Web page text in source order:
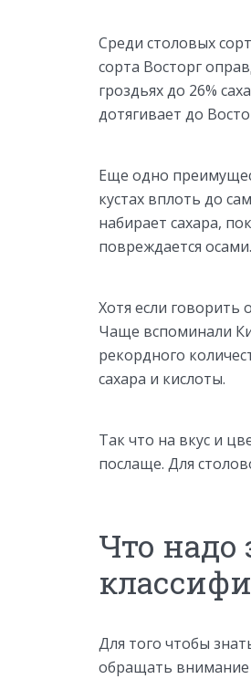
Среди столовых
сорта Восторг
гроздьях до 26%
дотягивает до
Еще одно
кустах вплоть до
набирает сахара,
повреждается осами.
Хотя если говорить
Чаще вспоминали
рекордного
сахара и кислоты.
Так что на вкус и
послаще. Для
Что надо
Для того чтобы
обращать внимание